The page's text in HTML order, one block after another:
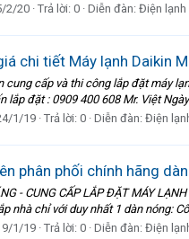
2/20 Trả lời: 0 Diễn đàn: Điện lạnh
chi tiết Máy lạnh Daikin
cung cấp và thi công lắp đặt máy
lắp đặt : 0909 400 608 Mr. Việt
1/19 Trả lời: 0 Diễn đàn: Điện
phân phối chính hãng
- CUNG CẤP LẮP ĐẶT MÁY
nhà chỉ với duy nhất 1 dàn nóng:
1/19 Trả lời: 0 Diễn đàn: Điện